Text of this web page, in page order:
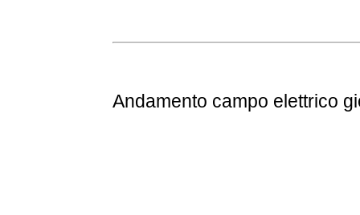
Andamento campo elettrico